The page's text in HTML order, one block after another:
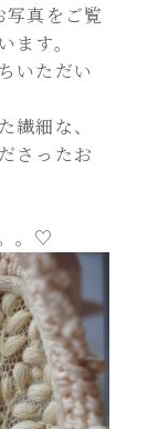
写真をご覧
ます。
いただい
繊細な、
さったお
。♡